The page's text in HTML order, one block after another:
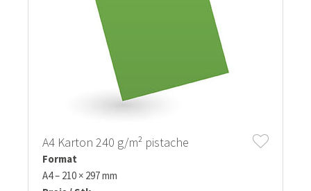
A4 Karton 240 g/m² pistache
Format
A4 – 210 × 297 mm